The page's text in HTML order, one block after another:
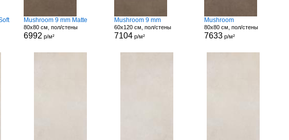
Mushroom 9 mm Matte
80x80 см, пол/стены
6992 р/м²
Mushroom 9 mm
60x120 см, пол/стены
7104р/м²
Mushroom
80x80 см, пол/стены
7633 р/м²